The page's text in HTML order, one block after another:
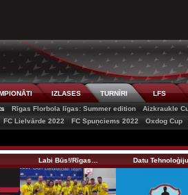
IZLASES TURNĪRI LFS
Rīgas Florbola līgas: Summer edition Aizkraukle
FC Lielvārde 2022 FC Spuņciems 2022 Oxdog Cup
Labi Būs!/Rīgas… Datu